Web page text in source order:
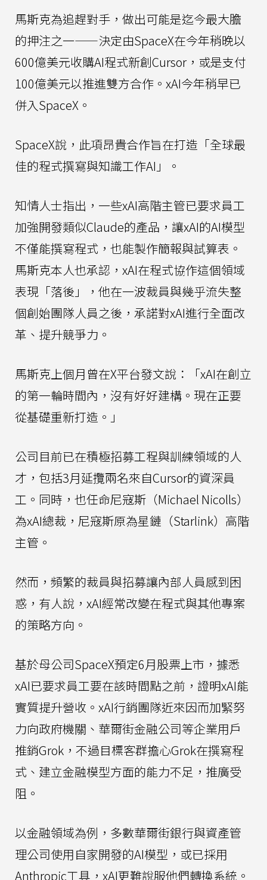
馬斯克為追趕對手，做出可能是迄今最大膽
的押注之一——決定由SpaceX在今年稍晚以
600億美元收購AI程式新創Cursor，或是支付
100億美元以推進雙方合作。xAI今年稍早已
併入SpaceX。
SpaceX說，此項昂貴合作旨在打造「全球最
佳的程式撰寫與知識工作AI」。
知情人士指出，一些xAI高階主管已要求員工
加強開發類似Claude的產品，讓xAI的AI模型
不僅能撰寫程式，也能製作簡報與試算表。
馬斯克本人也承認，xAI在程式協作這個領域
表現「落後」，他在一波裁員與幾乎流失整
個創始團隊人員之後，承諾對xAI進行全面改
革、提升競爭力。
馬斯克上個月曾在X平台發文說：「xAI在創立
的第一輪時間內，沒有好好建構。現在正要
從基礎重新打造。」
公司目前已在積極招募工程與訓練領域的人
才，包括3月延攬兩名來自Cursor的資深員
工。同時，也任命尼寇斯（Michael Nicolls）
為xAI總裁，尼寇斯原為星鏈（Starlink）高階
主管。
然而，頻繁的裁員與招募讓內部人員感到困
惑，有人說，xAI經常改變在程式與其他專案
的策略方向。
基於母公司SpaceX預定6月股票上市，據悉
xAI已要求員工要在該時間點之前，證明xAI能
實質提升營收。xAI行銷團隊近來因而加緊努
力向政府機關、華爾街金融公司等企業用戶
推銷Grok，不過目標客群擔心Grok在撰寫程
式、建立金融模型方面的能力不足，推廣受
阻。
以金融領域為例，多數華爾街銀行與資產管
理公司使用自家開發的AI模型，或已採用
Anthropic工具，xAI更難說服他們轉換系統。